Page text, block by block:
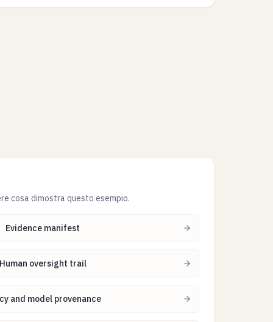
cosa dimostra questo esempio.
Evidence manifest
Human oversight trail
and model provenance